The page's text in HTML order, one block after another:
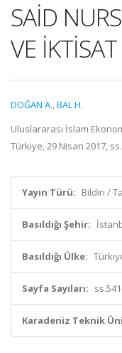
SAİD
VE İKTİSAT
DOĞAN A.,BAL H.
Uluslararası İslam
Türkiye, 29 Nisan 2017,
Yayın Türü: Bildiri /
Basıldığı Şehir:
Basıldığı Ülke:
Sayfa Sayıları:
Karadeniz Teknik